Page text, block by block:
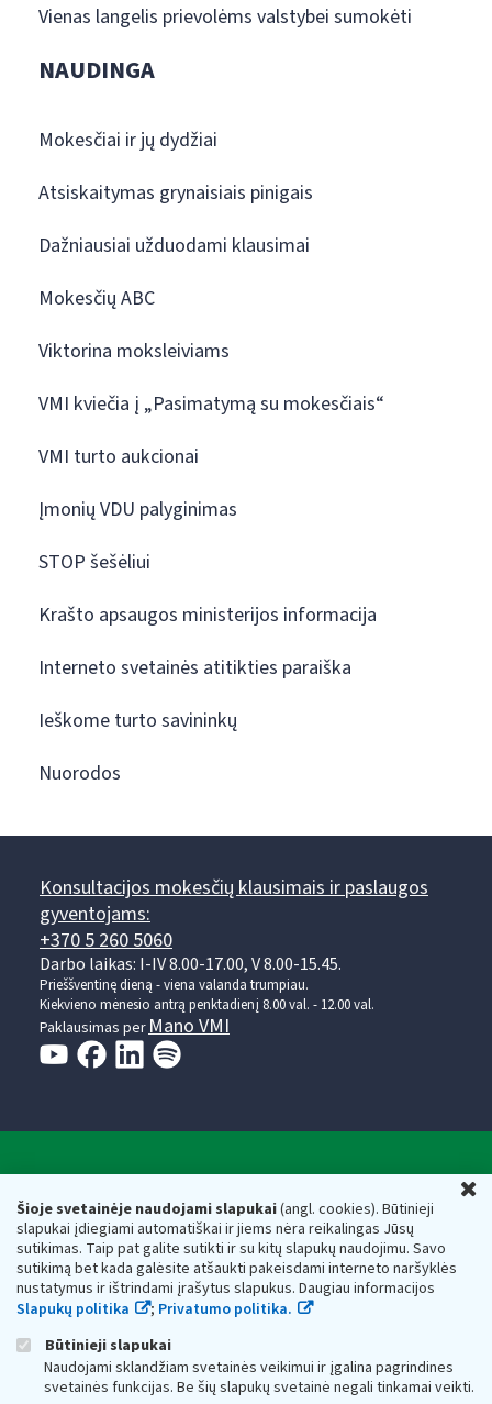
Šioje svetainėje naudojami slapukai(angl. cookies). Būtinieji
slapukai įdiegiami automatiškai ir jiems nėra reikalingas Jūsų
sutikimas. Taip pat galite sutikti ir su kitų slapukų naudojimu. Savo
sutikimą bet kada galėsite atšaukti pakeisdami interneto naršyklės
nustatymus ir ištrindami įrašytus slapukus. Daugiau informacijos
Slapukų politika
; Privatumo politika.
Būtinieji slapukai
Naudojami sklandžiam svetainės veikimui ir įgalina pagrindines
svetainės funkcijas. Be šių slapukų svetainė negali tinkamai veikti.
Vienas langelis prievolėms valstybei sumokėti
NAUDINGA
Mokesčiai ir jų dydžiai
Atsiskaitymas grynaisiais pinigais
Dažniausiai užduodami klausimai
Mokesčių ABC
Viktorina moksleiviams
VMI kviečia į „Pasimatymą su mokesčiais“
VMI turto aukcionai
Įmonių VDU palyginimas
STOP šešėliui
Krašto apsaugos ministerijos informacija
Interneto svetainės atitikties paraiška
Ieškome turto savininkų
Nuorodos
Konsultacijos mokesčių klausimais ir paslaugos
gyventojams:
+370 5 260 5060
Darbo laikas: I-IV 8.00-17.00, V 8.00-15.45.
Prieššventinę dieną - viena valanda trumpiau.
Kiekvieno mėnesio antrą penktadienį 8.00 val. - 12.00 val.
Paklausimas per Mano VMI
Respublikos finansų ministerijos
Biudžetinė įstaiga. Juridinio asmens kodas — 188659752,
adresas: Vasario 16-osios g. 14, 01107 Vilnius, Lietuva, el.paštas:
vmi@vmi.lt, E. pristatymo dėžutės adresas 188659752
Duomenys apie Valstybinę mokesčių inspekciją prie Lietuvos
Respublikos finansų ministerijos kaupiami ir saugomi Juridinių